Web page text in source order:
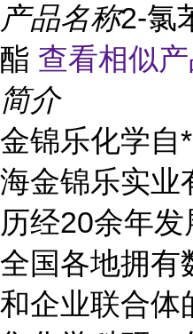
产品名称2-氯
酯 查看相似
简介
金锦乐化学自
海金锦乐实业
历经20余年
全国各地拥有
和企业联合体